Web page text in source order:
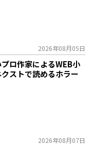
2026年08月05日
プロ作家によるWEB小
クストで読めるホラー
2026年08月07日